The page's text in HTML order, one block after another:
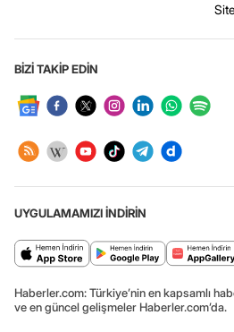
BİZİ TAKİP EDİN
UYGULAMAMIZI İNDİRİN
Haberler.com: Türkiye’nin en kapsamlı
ve en güncel gelişmeler Haberler.com’da.